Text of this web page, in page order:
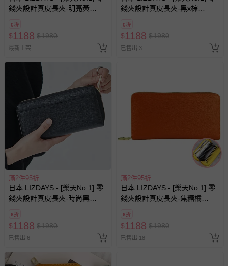
錢夾設計真皮長夾-明亮黃
6折
$1188 $1980
最新上架
錢夾設計真皮長夾-黑x棕
6折
$1188 $1980
已售出 3
滿2件95折
日本 LIZDAYS - [樂天No.1] 零
錢夾設計真皮長夾-時尚黑
6折
$1188 $1980
已售出 6
滿2件95折
日本 LIZDAYS - [樂天No.1] 零
錢夾設計真皮長夾-焦糖橘
6折
$1188 $1980
已售出 18